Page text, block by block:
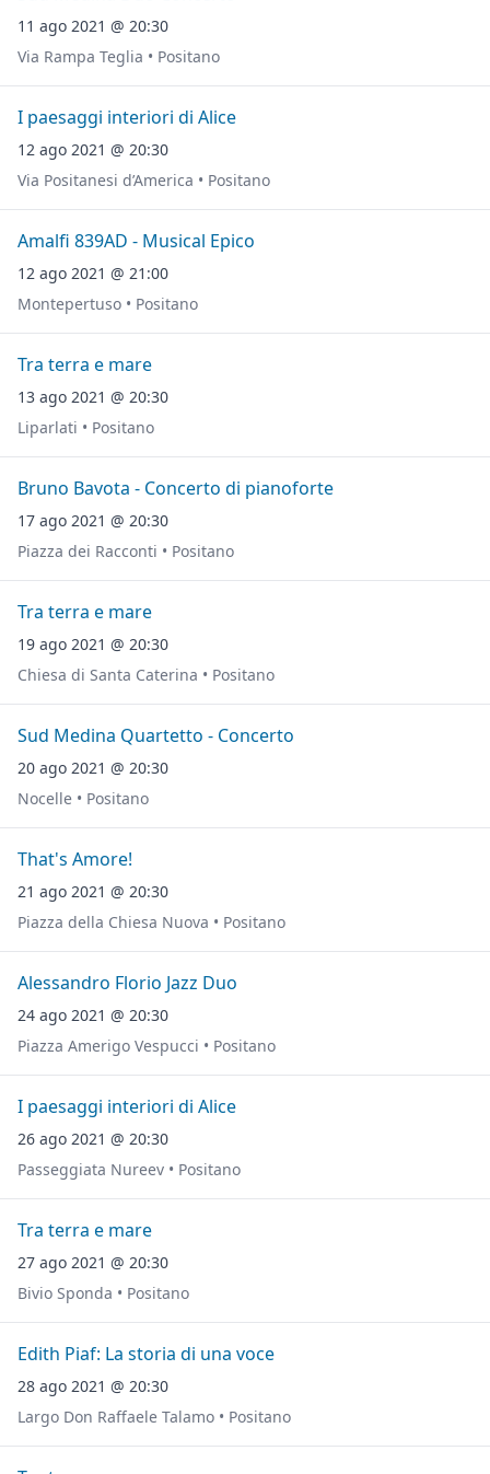
11 ago 2021 @ 20:30
Via Rampa Teglia • Positano
I paesaggi interiori di Alice
12 ago 2021 @ 20:30
Via Positanesi d’America • Positano
Amalfi 839AD - Musical Epico
12 ago 2021 @ 21:00
Montepertuso • Positano
Tra terra e mare
13 ago 2021 @ 20:30
Liparlati • Positano
Bruno Bavota - Concerto di pianoforte
17 ago 2021 @ 20:30
Piazza dei Racconti • Positano
Tra terra e mare
19 ago 2021 @ 20:30
Chiesa di Santa Caterina • Positano
Sud Medina Quartetto - Concerto
20 ago 2021 @ 20:30
Nocelle • Positano
That's Amore!
21 ago 2021 @ 20:30
Piazza della Chiesa Nuova • Positano
Alessandro Florio Jazz Duo
24 ago 2021 @ 20:30
Piazza Amerigo Vespucci • Positano
I paesaggi interiori di Alice
26 ago 2021 @ 20:30
Passeggiata Nureev • Positano
Tra terra e mare
27 ago 2021 @ 20:30
Bivio Sponda • Positano
Edith Piaf: La storia di una voce
28 ago 2021 @ 20:30
Largo Don Raffaele Talamo • Positano